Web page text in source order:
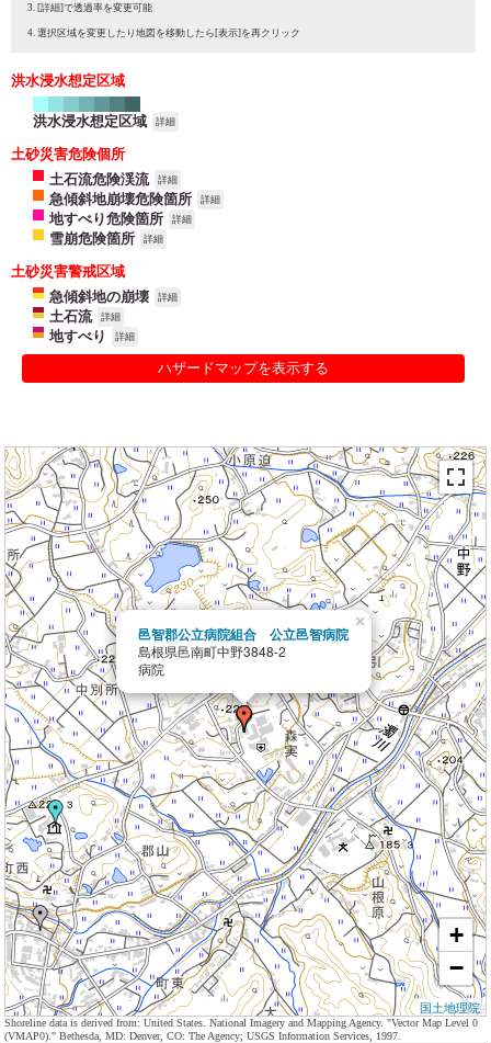
[詳細]で透過率を変更可能
選択区域を変更したり地図を移動したら[表示]を再クリック
洪水浸水想定区域
洪水浸水想定区域 詳細
土砂災害危険個所
土石流危険渓流
詳細
急傾斜地崩壊危険箇所 詳細
地すべり危険箇所 詳細
雪崩危険箇所 詳細
土砂災害警戒区域
急傾斜地の崩壊
詳細
土石流 詳細
地すべり 詳細
ハザードマップを表示する
邑智郡公立病院組合 公立邑智病院
島根県邑南町中野3848-2
病院
×
+
−
国土地理院
Shoreline data is derived from: United States. National Imagery and Mapping Agency. "Vector Map Level 0
(VMAP0)." Bethesda, MD: Denver, CO: The Agency; USGS Information Services, 1997.